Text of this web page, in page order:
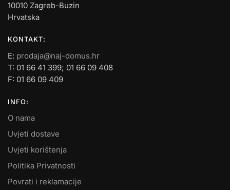
10010 Zagreb-Buzin
Hrvatska
KONTAKT:
E: prodaja@naj-domus.hr
T: 01 66 41 399; 01 66 09 408
F: 01 66 09 409
INFO:
O nama
Uvjeti dostave
Uvjeti korištenja
Politika Privatnosti
Povrati i reklamacije